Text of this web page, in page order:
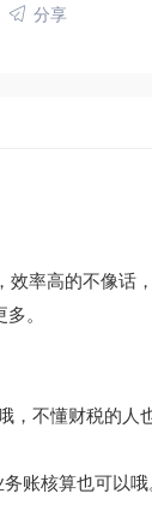
分享
率高的不像话
。
，不懂财税的人
账核算也可以